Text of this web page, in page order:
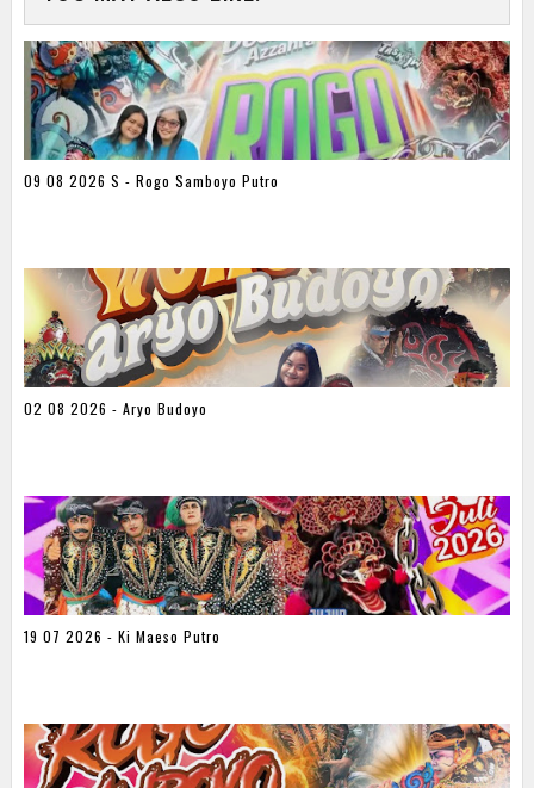
09 08 2026 S - Rogo Samboyo Putro
02 08 2026 - Aryo Budoyo
19 07 2026 - Ki Maeso Putro